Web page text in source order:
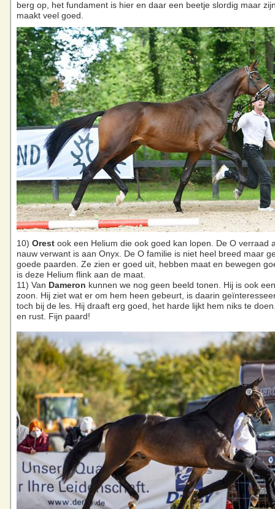
berg op, het fundament is hier en daar een beetje slordig maar
maakt veel goed.
10) Orest ook een Helium die ook goed kan lopen. De O verraad
nauw verwant is aan Onyx. De O familie is niet heel breed maar
goede paarden. Ze zien er goed uit, hebben maat en bewegen
is deze Helium flink aan de maat.
11) Van Dameron kunnen we nog geen beeld tonen. Hij is ook
zoon. Hij ziet wat er om hem heen gebeurt, is daarin
toch bij de les. Hij draaft erg goed, het harde lijkt hem niks te
en rust. Fijn paard!